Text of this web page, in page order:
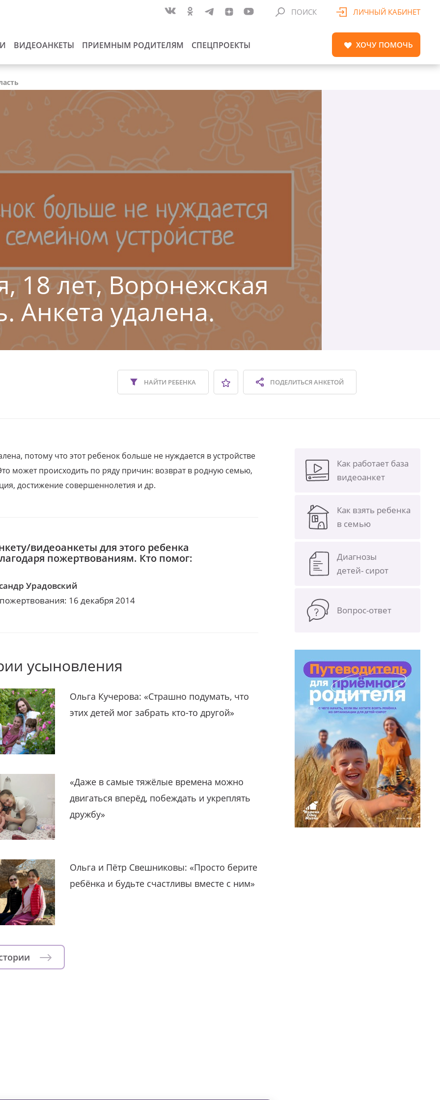
ВИДЕОАНКЕТЫ ПРИЕМНЫМ РОДИТЕЛЯМ СПЕЦПРОЕКТЫ
ПОИСК ЛИЧНЫЙ КАБИНЕТ
ХОЧУ ПОМОЧЬ
18 лет, Воронежская
Анкета удалена.
ПОДЕЛИТЬСЯАНКЕТОЙ
НАЙТИ РЕБЕНКА
потому что этот ребенок больше не нуждается в устройстве
может происходить по ряду причин: возврат в родную семью,
достижение совершеннолетия и др.
видеоанкеты для этого ребенка
пожертвованиям. Кто помог:
Урадовский
16 декабря 2014
усыновления
Ольга Кучерова: «Страшно подумать, что
этих детей мог забрать кто-то другой»
«Даже в самые тяжёлые времена можно
двигаться вперёд, побеждать и укреплять
дружбу»
Ольга и Пётр Свешниковы: «Просто берите
ребёнка и будьте счастливы вместе с ним»
Как работает база
видеоанкет
Как взять ребенка
в семью
Диагнозы
детей- сирот
Вопрос-ответ